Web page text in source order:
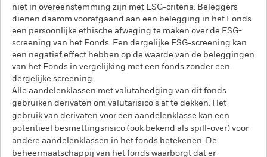
niet in overeenstemming zijn met ESG-criteria. Beleggers
dienen daarom voorafgaand aan een belegging in het Fonds
een persoonlijke ethische afweging te maken over de ESG-
screening van het Fonds. Een dergelijke ESG-screening kan
een negatief effect hebben op de waarde van de beleggingen
van het Fonds in vergelijking met een fonds zonder een
dergelijke screening.
Alle aandelenklassen met valutahedging van dit fonds
gebruiken derivaten om valutarisico's af te dekken. Het
gebruik van derivaten voor een aandelenklasse kan een
potentieel besmettingsrisico (ook bekend als spill-over) voor
andere aandelenklassen in het fonds betekenen. De
beheermaatschappij van het fonds waarborgt dat er